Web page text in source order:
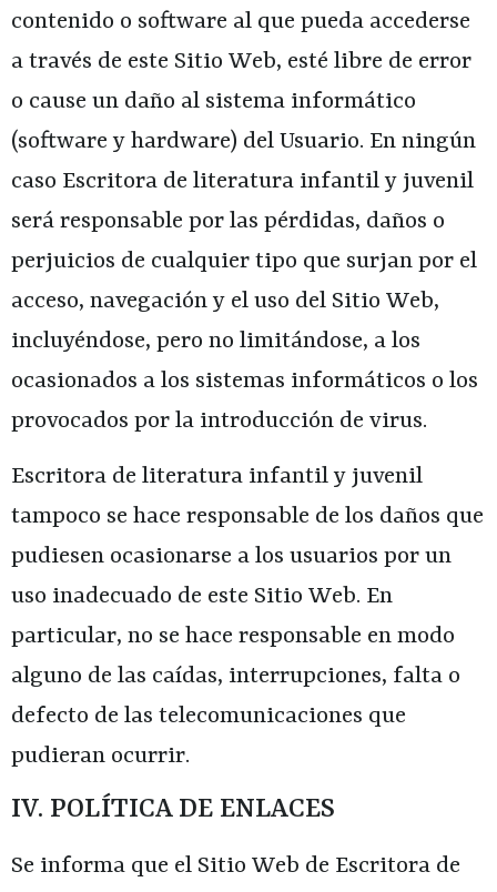
contenido o software al que pueda accederse
a través de este Sitio Web, esté libre de error
o cause un daño al sistema informático
(software y hardware) del Usuario. En ningún
caso Escritora de literatura infantil y juvenil
será responsable por las pérdidas, daños o
perjuicios de cualquier tipo que surjan por el
acceso, navegación y el uso del Sitio Web,
incluyéndose, pero no limitándose, a los
ocasionados a los sistemas informáticos o los
provocados por la introducción de virus.
Escritora de literatura infantil y juvenil
tampoco se hace responsable de los daños que
pudiesen ocasionarse a los usuarios por un
uso inadecuado de este Sitio Web. En
particular, no se hace responsable en modo
alguno de las caídas, interrupciones, falta o
defecto de las telecomunicaciones que
pudieran ocurrir.
IV. POLÍTICA DE ENLACES
Se informa que el Sitio Web de Escritora de